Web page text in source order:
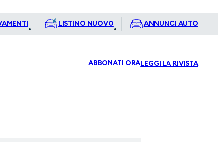
LISTINO NUOVO ANNUNCI AUTO
ABBONATI ORALEGGI LA RIVISTA